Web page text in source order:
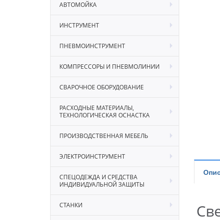
АВТОМОЙКА
ИНСТРУМЕНТ
ПНЕВМОИНСТРУМЕНТ
КОМПРЕССОРЫ И ПНЕВМОЛИНИИ
СВАРОЧНОЕ ОБОРУДОВАНИЕ
РАСХОДНЫЕ МАТЕРИАЛЫ,
ТЕХНОЛОГИЧЕСКАЯ ОСНАСТКА
ПРОИЗВОДСТВЕННАЯ МЕБЕЛЬ
ЭЛЕКТРОИНСТРУМЕНТ
СПЕЦОДЕЖДА И СРЕДСТВА
ИНДИВИДУАЛЬНОЙ ЗАЩИТЫ
СТАНКИ